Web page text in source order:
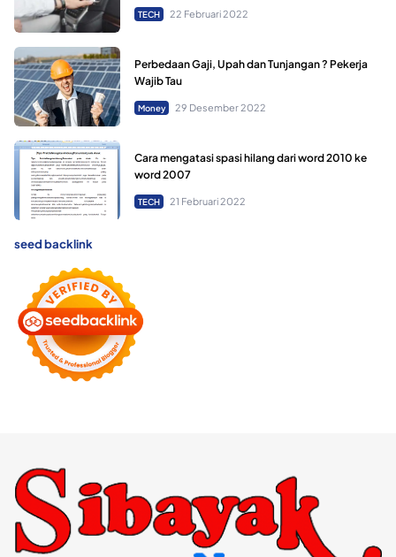
TECH 22 Februari 2022
Perbedaan Gaji, Upah dan Tunjangan ? Pekerja
Wajib Tau
Money 29 Desember 2022
Cara mengatasi spasi hilang dari word 2010 ke
word 2007
TECH 21 Februari 2022
seed backlink